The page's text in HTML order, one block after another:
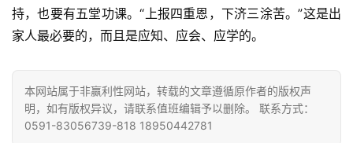
讯
八
点
持，也要有五堂功课。“上报四重恩，下济三涂苦。”这是出
家人最必要的，而且是应知、应会、应学的。
本网站属于非赢利性网站，转载的文章遵循原作者的版权声
明，如有版权异议，请联系值班编辑予以删除。 联系方式：
0591-83056739-818 18950442781